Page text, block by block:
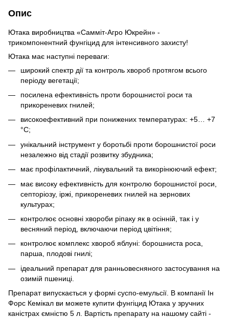
Опис
Ютака виробництва «Самміт-Агро Юкрейн» -
трикомпонентний фунгіцид для інтенсивного захисту!
Ютака має наступні переваги:
широкий спектр дії та контроль хвороб протягом всього
періоду вегетації;
посилена ефективність проти борошнистої роси та
прикореневих гнилей;
високоефективний при понижених температурах: +5… +7
°С;
унікальний інструмент у боротьбі проти борошнистої роси
незалежно від стадії розвитку збудника;
має профілактичний, лікувальний та викорінюючий ефект;
має високу ефективність для контролю борошнистої роси,
септоріозу, іржі, прикореневих гнилей на зернових
культурах;
контролює основні хвороби ріпаку як в осінній, так і у
весняний період, включаючи період цвітіння;
контролює комплекс хвороб яблуні: борошниста роса,
парша, плодові гнилі;
ідеальний препарат для ранньовесняного застосування на
озимій пшениці.
Препарат випускається у формі суспо-емульсії. В компанії Ін
Форс Кемікал ви можете купити фунгіцид Ютака у зручних
каністрах ємністю 5 л. Вартість препарату на нашому сайті -